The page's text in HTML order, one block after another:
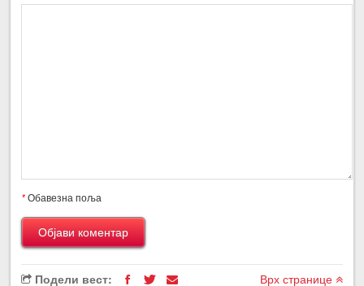
*Обавезна поља
Подели вест: Врх странице